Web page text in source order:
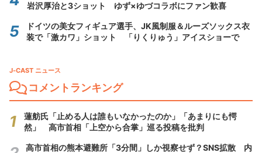
岩沢厚治と3ショット ゆず×ゆづコラボにファン歓喜
ドイツの美女フィギュア選手、JK風制服＆ルーズソックス衣
装で「激カワ」ショット 「りくりゅう」アイスショーで
J-CAST ニュース
コメントランキング
蓮舫氏「止める人は誰もいなかったのか」「あまりにも愕
然」 高市首相「上空から合掌」巡る投稿を批判
高市首相の熊本避難所「3分間」しか視察せず？SNS拡散 内